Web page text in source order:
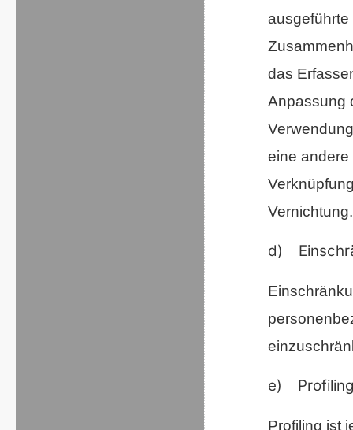
ausgeführte
das
Anpassung
eine andere
Vernichtung.
d)
e) Profiling
Profiling ist